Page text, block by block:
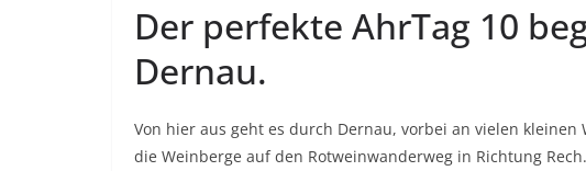
Der perfekte AhrTag 10
Dernau.
Von hier aus geht es durch Dernau, vorbei an vielen
die Weinberge auf den Rotweinwanderweg in Richtung